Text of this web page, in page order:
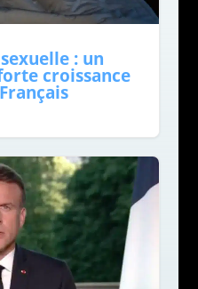
: un
croissance